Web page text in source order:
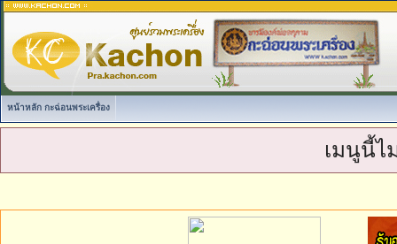
หน้าหลัก กะฉ่อนพระเครื่อง
เมนูนี้ไ